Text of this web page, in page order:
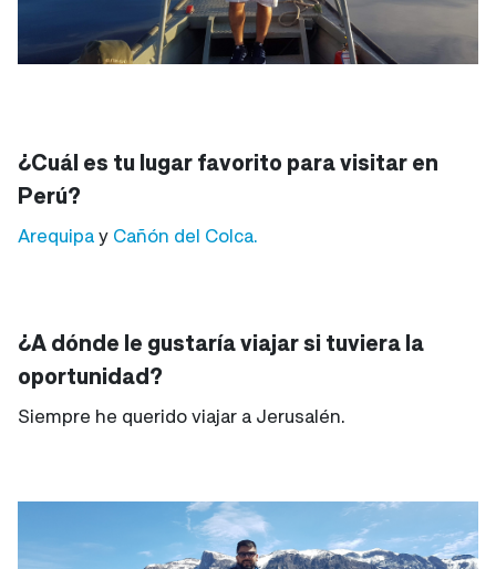
¿Cuál es tu lugar favorito para visitar en
Perú?
Arequipay Cañón del Colca.
¿A dónde le gustaría viajar si tuviera la
oportunidad?
Siempre he querido viajar a Jerusalén.